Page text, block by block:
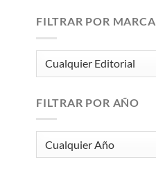
FILTRAR POR MARCA
FILTRAR POR AÑO